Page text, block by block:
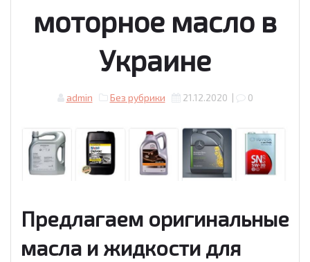
моторное масло в
Украине
admin Без рубрики 21.12.2020 | 0
Предлагаем оригинальные
масла и жидкости для